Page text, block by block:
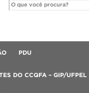
PDU
DO CCQFA – GIP/UFPEL